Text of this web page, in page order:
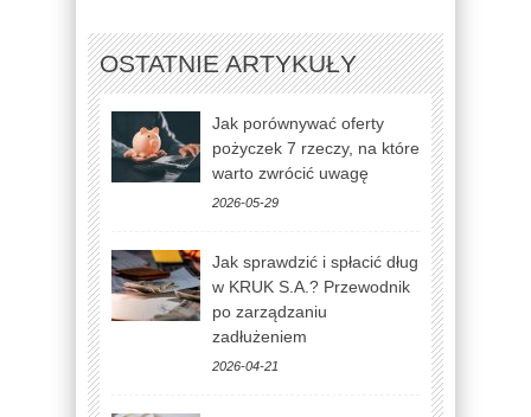
OSTATNIE ARTYKUŁY
Jak porównywać oferty
pożyczek 7 rzeczy, na które
warto zwrócić uwagę
2026-05-29
Jak sprawdzić i spłacić dług
w KRUK S.A.? Przewodnik
po zarządzaniu
zadłużeniem
2026-04-21